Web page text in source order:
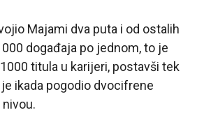
Majami dva puta i od ostalih
događaja po jednom, to je
titula u karijeri, postavši tek
ikada pogodio dvocifrene